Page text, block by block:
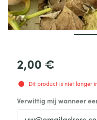
2,00 €
Dit product is niet langer
Verwittig mij wanneer